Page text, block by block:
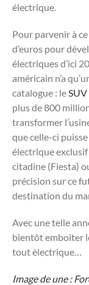
électrique.
Pour parvenir à
d’euros pour
électriques d’ici
américain n’a
catalogue : le
plus de 800
transformer
que celle-ci
électrique
citadine (Fiesta)
précision sur ce
destination du
Avec une telle
bientôt emboiter
tout électrique…
Image de une :